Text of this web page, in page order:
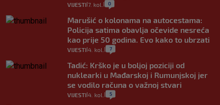
VIJESTI 7. kol. 0
Marušić o kolonama na autocestama:
Policija satima obavlja očevide nesreća
kao prije 50 godina. Evo kako to ubrzati
VIJESTI 4. kol. 7
Tadić: Krško je u boljoj poziciji od
nuklearki u Mađarskoj i Rumunjskoj jer
se vodilo računa o važnoj stvari
VIJESTI 4. kol. 5